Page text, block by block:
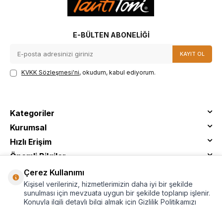
E-BÜLTEN ABONELIĞI
KAYIT OL
KVKK Sözleşmesi'ni, okudum, kabul ediyorum.
Kategoriler
Kurumsal
Hızlı Erişim
Önemli Bilgiler
Çerez Kullanımı
Kişisel verileriniz, hizmetlerimizin daha iyi bir şekilde
sunulması için mevzuata uygun bir şekilde toplanıp işlenir.
Konuyla ilgili detaylı bilgi almak için Gizlilik Politikamızı